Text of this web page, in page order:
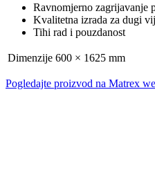
Ravnomjerno zagrijavanje
Kvalitetna izrada za dugi
Tihi rad i pouzdanost
Dimenzije 600 × 1625 mm
Pogledajte proizvod na Matrex